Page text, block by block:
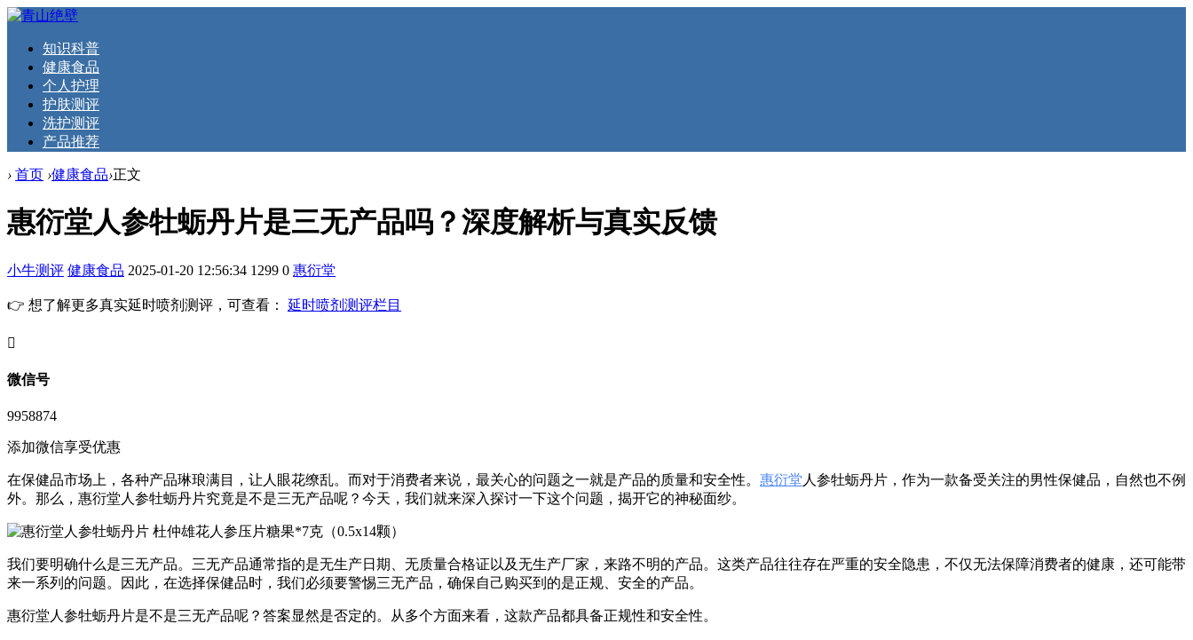
知识科普
健康食品
个人护理
护肤测评
洗护测评
产品推荐
› 首页 ›健康食品›正文
惠衍堂人参牡蛎丹片是三无产品吗？深度解析与真实反馈
小牛测评 健康食品 2025-01-20 12:56:34 1299 0 惠衍堂
👉 想了解更多真实延时喷剂测评，可查看： 延时喷剂测评栏目
󦘖
微信号
9958874
添加微信享受优惠
在保健品市场上，各种产品琳琅满目，让人眼花缭乱。而对于消费者来说，最关心的问题之一就是产品的质量和安全性。 惠衍堂人参牡蛎丹片，作为一款备受关注的男性保健品，自然也不例
外。那么，惠衍堂人参牡蛎丹片究竟是不是三无产品呢？今天，我们就来深入探讨一下这个问题，揭开它的神秘面纱。
我们要明确什么是三无产品。三无产品通常指的是无生产日期、无质量合格证以及无生产厂家，来路不明的产品。这类产品往往存在严重的安全隐患，不仅无法保障消费者的健康，还可能带
来一系列的问题。因此，在选择保健品时，我们必须要警惕三无产品，确保自己购买到的是正规、安全的产品。
惠衍堂人参牡蛎丹片是不是三无产品呢？答案显然是否定的。从多个方面来看，这款产品都具备正规性和安全性。